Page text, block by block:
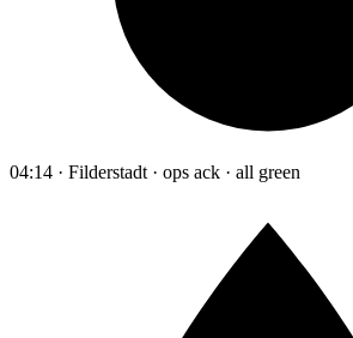
04:14 · Filderstadt · ops ack · all green